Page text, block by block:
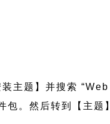
题】并搜索
然后转到【主题